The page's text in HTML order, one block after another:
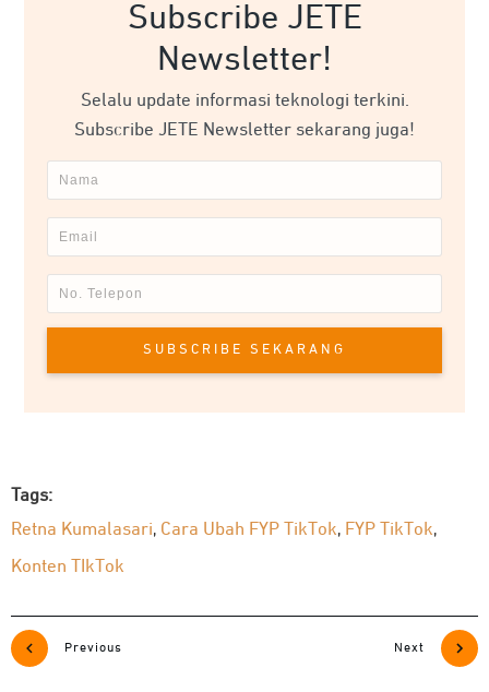
Subscribe JETE
Newsletter!
Selalu update informasi teknologi terkini.
Subscribe JETE Newsletter sekarang juga!
SUBSCRIBE SEKARANG
Tags:
Retna Kumalasari, Cara Ubah FYP TikTok, FYP TikTok,
Konten TIkTok
Previous Next